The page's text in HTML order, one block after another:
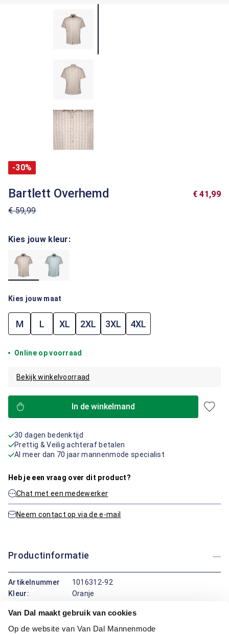
Van Dal maakt gebruik van cookies
Op de website van Van Dal Mannenmode
-30%
Bartlett Overhemd
€ 59,99
€ 41,99
Kies jouw kleur:
Kies jouw maat
M L XL 2XL 3XL 4XL
Online op voorraad
Bekijk winkelvoorraad
In de winkelmand
30 dagen bedenktijd
Prettig & Veilig achteraf betalen
Al meer dan 70 jaar mannenmode specialist
Heb je een vraag over dit product?
Chat met een medewerker
Neem contact op via de e-mail
Productinformatie
Artikelnummer
1016312-92
Kleur:
Oranje
Pasvorm:
Regular Fit
Motief:
All over motief